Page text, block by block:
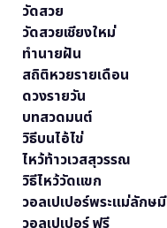
วัดสวย
วัดสวยเชียงใหม่
ทำนายฝัน
สถิติหวยรายเดือน
ดวงรายวัน
บทสวดมนต์
วิธีบนไอ้ไข่
ไหว้ท้าวเวสสุวรรณ
วิธีไหว้วัดแขก
วอลเปเปอร์พระแม่ลักษมี
วอลเปเปอร์ ฟรี